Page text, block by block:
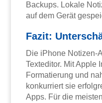
Backups. Lokale
auf dem Gerät
Fazit:
Die iPhone Notizen-
Texteditor. Mit Apple
Formatierung und
konkurriert sie
Apps. Für die